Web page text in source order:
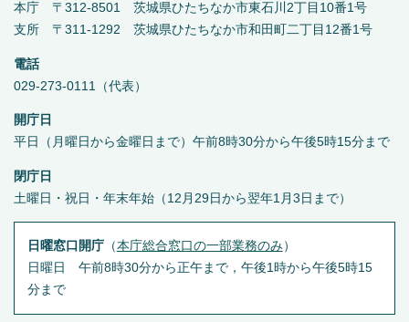
本庁 〒312-8501 茨城県ひたちなか市東石川2丁目10番1号
支所 〒311-1292 茨城県ひたちなか市和田町二丁目12番1号
電話
029-273-0111（代表）
開庁日
平日（月曜日から金曜日まで）午前8時30分から午後5時15分まで
閉庁日
土曜日・祝日・年末年始（12月29日から翌年1月3日まで）
日曜窓口開庁（本庁総合窓口の一部業務のみ ）
日曜日 午前8時30分から正午まで，午後1時から午後5時15
分まで